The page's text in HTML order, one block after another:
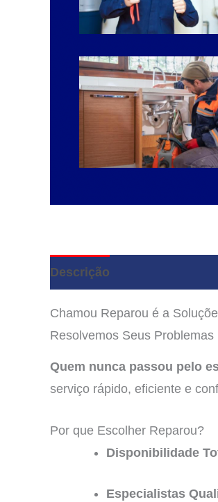
Descrição
Chamou Reparou é a
Resolvemos Seus
Quem nunca passou pelo
serviço rápido, eficiente e
Por que Escolher Reparou?
Disponibilidade
Especialistas